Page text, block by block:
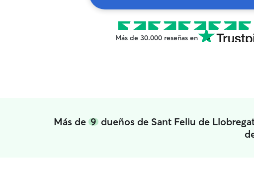
Más de 30.000 reseñas en
Más de 9dueños de Sant Feliu de